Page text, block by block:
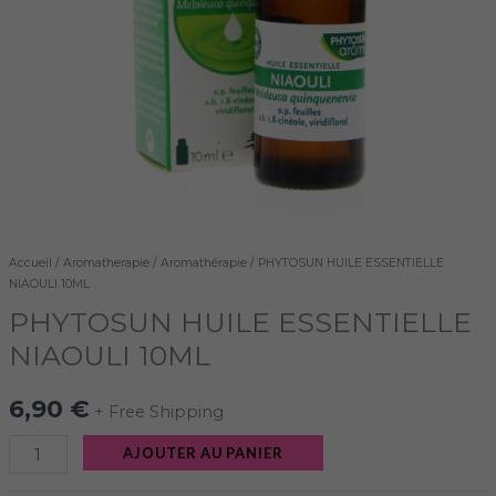
Accueil / Aromatherapie/ Aromathérapie/ PHYTOSUN HUILE ESSENTIELLE
NIAOULI 10ML
PHYTOSUN HUILE ESSENTIELLE
NIAOULI 10ML
6,90 € + Free Shipping
AJOUTER AU PANIER